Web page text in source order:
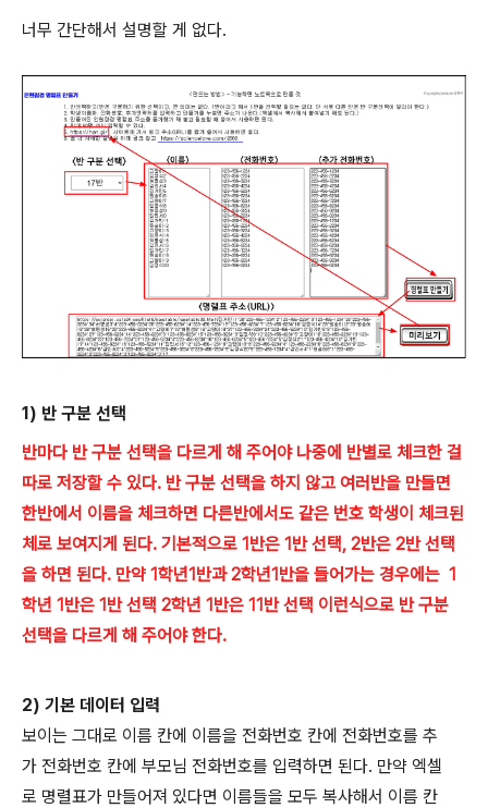
너무 간단해서 설명할 게 없다.
1) 반 구분 선택
반마다 반 구분 선택을 다르게 해 주어야 나중에 반별로 체크한 걸
따로 저장할 수 있다. 반 구분 선택을 하지 않고 여러반을 만들면
한반에서 이름을 체크하면 다른반에서도 같은 번호 학생이 체크된
체로 보여지게 된다. 기본적으로 1반은 1반 선택, 2반은 2반 선택
을 하면 된다. 만약 1학년1반과 2학년1반을 들어가는 경우에는 1
학년 1반은 1반 선택 2학년 1반은 11반 선택 이런식으로 반 구분
선택을 다르게 해 주어야 한다.
2) 기본 데이터 입력
보이는 그대로 이름 칸에 이름을 전화번호 칸에 전화번호를 추
가 전화번호 칸에 부모님 전화번호를 입력하면 된다. 만약 엑셀
로 명렬표가 만들어져 있다면 이름들을 모두 복사해서 이름 칸